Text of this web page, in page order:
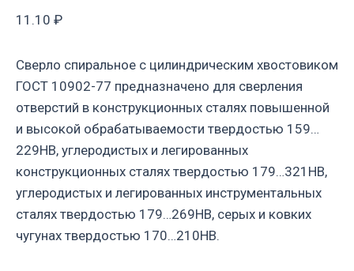
11.10 ₽
Сверло спиральное с цилиндрическим хвостовиком
ГОСТ 10902-77 предназначено для сверления
отверстий в конструкционных сталях повышенной
и высокой обрабатываемости твердостью 159…
229НВ, углеродистых и легированных
конструкционных сталях твердостью 179…321НВ,
углеродистых и легированных инструментальных
сталях твердостью 179…269НВ, серых и ковких
чугунах твердостью 170…210НВ.